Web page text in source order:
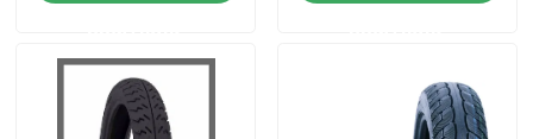
Ηλεκτρική ρόδα μοτοσικλετών